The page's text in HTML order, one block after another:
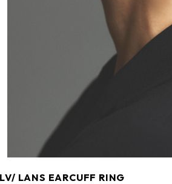
LANS EARCUFF RING